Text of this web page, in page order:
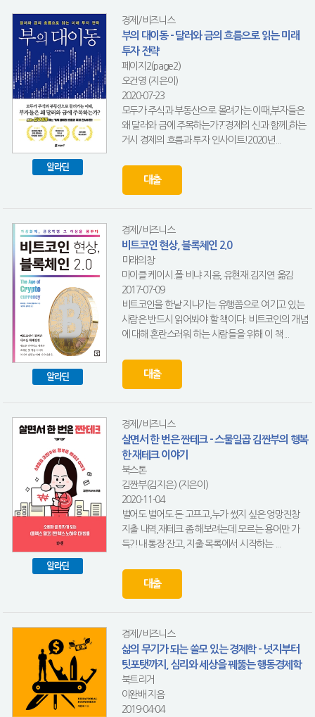
알라딘
경제/비즈니스
부의 대이동 - 달러와 금의 흐름으로 읽는 미래
투자 전략
페이지2(page2)
오건영 (지은이)
2020-07-23
모두가 주식과 부동산으로 몰려가는 이때,부자들은
왜 달러와 금에 주목하는가?「경제의 신과 함께」하는
거시 경제의 흐름과 투자 인사이트!2020년...
대출
알라딘
경제/비즈니스
비트코인 현상, 블록체인 2.0
미래의창
마이클 케이시.폴 비냐 지음, 유현재.김지연 옮김
2017-07-09
비트코인을 한낱 지나가는 유행쯤으로 여기고 있는
사람은 반드시 읽어봐야 할 책이다. 비트코인의 개념
에 대해 혼란스러워 하는 사람들을 위해 이 책...
대출
알라딘
경제/비즈니스
살면서 한 번은 짠테크 - 스물일곱 김짠부의 행복
한 재테크 이야기
북스톤
김짠부(김지은) (지은이)
2020-11-04
벌어도 벌어도 돈 고프고,누가 썼지 싶은 엉망진창
지출 내역,재테크 좀 해보려는데 모르는 용어만 가
득?!내 통장 잔고, 지출 목록에서 시작하는 ...
대출
경제/비즈니스
삶의 무기가 되는 쓸모 있는 경제학 - 넛지부터
팃포탯까지, 심리와 세상을 꿰뚫는 행동경제학
북트리거
이완배 지음
2019-04-04